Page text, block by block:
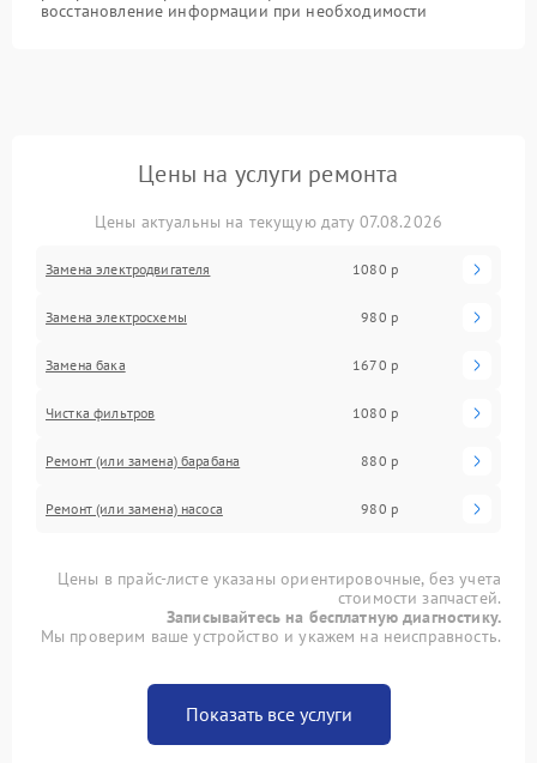
восстановление информации при необходимости
Цены на услуги ремонта
Цены актуальны на текущую дату 07.08.2026
Замена электродвигателя 1080 р
Замена электросхемы 980 р
Замена бака 1670 р
Чистка фильтров 1080 р
Ремонт (или замена) барабана 880 р
Ремонт (или замена) насоса 980 р
Цены в прайс-листе указаны ориентировочные, без учета
стоимости запчастей.
Записывайтесь на бесплатную диагностику.
Мы проверим ваше устройство и укажем на неисправность.
Показать все услуги